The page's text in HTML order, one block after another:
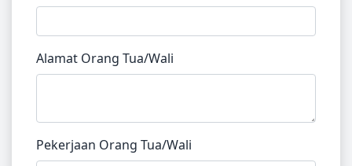
Alamat Orang Tua/Wali
Pekerjaan Orang Tua/Wali